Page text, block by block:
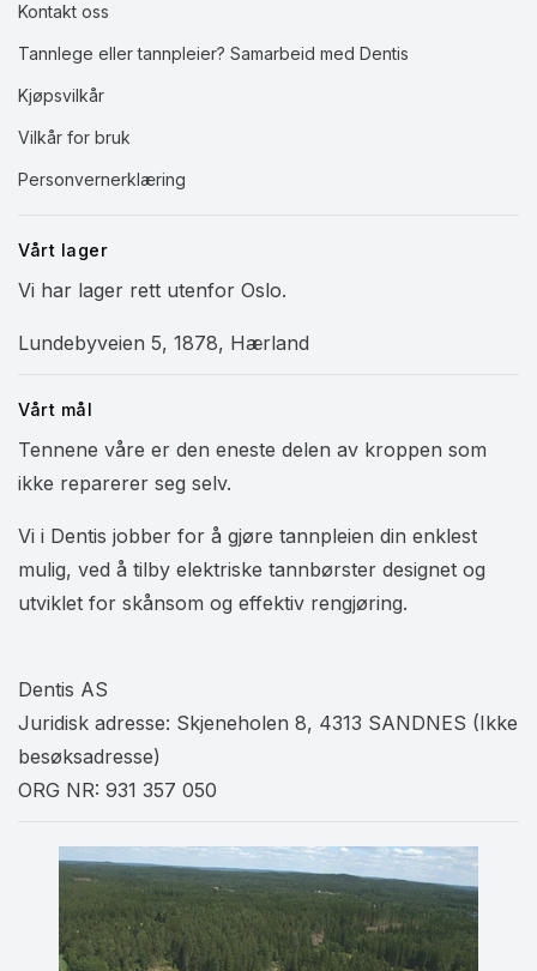
Kontakt oss
Tannlege eller tannpleier? Samarbeid med Dentis
Kjøpsvilkår
Vilkår for bruk
Personvernerklæring
Vårt lager
Vi har lager rett utenfor Oslo.
Lundebyveien 5, 1878, Hærland
Vårt mål
Tennene våre er den eneste delen av kroppen som
ikke reparerer seg selv.
Vi i Dentis jobber for å gjøre tannpleien din enklest
mulig, ved å tilby elektriske tannbørster designet og
utviklet for skånsom og effektiv rengjøring.
Dentis AS
Juridisk adresse: Skjeneholen 8, 4313 SANDNES (Ikke
besøksadresse)
ORG NR: 931 357 050